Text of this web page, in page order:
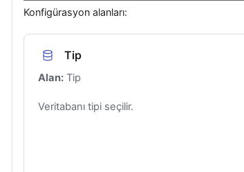
Konfigürasyon alanları:
Tip
Alan: Tip
Veritabanı tipi seçilir.